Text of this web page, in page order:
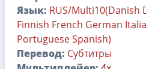
Язык: RUS/Multi10(Danish
Finnish French German
Portuguese Spanish)
Перевод: Субтитры